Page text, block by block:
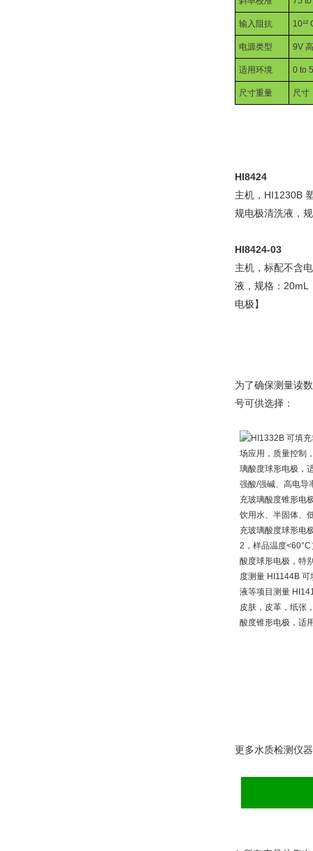
输入阻抗 10¹²
电源类型 9V
适用环境 0 to
尺寸重量 尺寸
HI8424
主机， HI1230B
规电极清洗液，
HI8424-03
主机，标配不含
液，规格： 20mL
电极】
为了确保测量读
号可供选择：
更多水质检测仪